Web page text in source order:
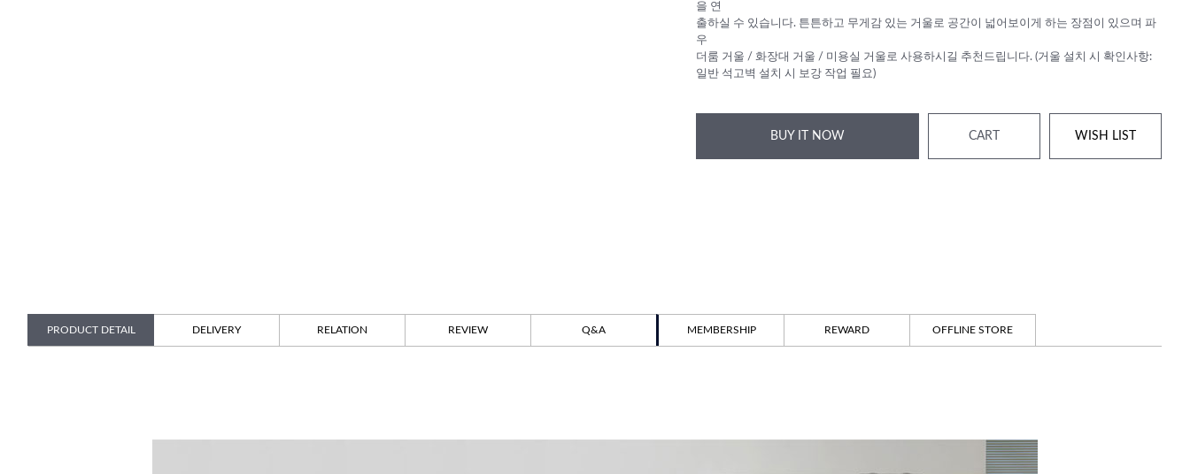
을 연
출하실 수 있습니다. 튼튼하고 무게감 있는 거울로 공간이 넓어보이게 하는 장점이 있으며 파
우
더룸 거울 / 화장대 거울 / 미용실 거울로 사용하시길 추천드립니다. (거울 설치 시 확인사항:
일반 석고벽 설치 시 보강 작업 필요)
BUY IT NOW CART WISH LIST
PRODUCT DETAIL DELIVERY RELATION REVIEW Q&A MEMBERSHIP REWARD OFFLINE STORE